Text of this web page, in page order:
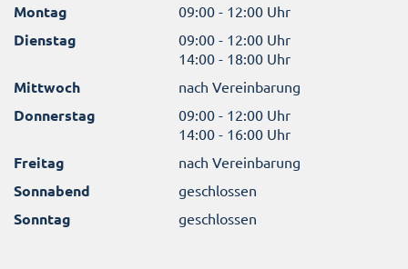
Montag 09:00 - 12:00 Uhr
Dienstag
09:00 - 12:00 Uhr
14:00 - 18:00 Uhr
Mittwoch nach Vereinbarung
Donnerstag
09:00 - 12:00 Uhr
14:00 - 16:00 Uhr
Freitag nach Vereinbarung
Sonnabend geschlossen
Sonntag geschlossen